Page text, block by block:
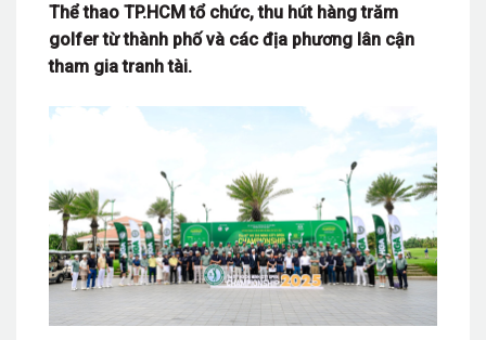
Thể thao TP.HCM tổ chức, thu hút hàng trăm
golfer từ thành phố và các địa phương lân cận
tham gia tranh tài.